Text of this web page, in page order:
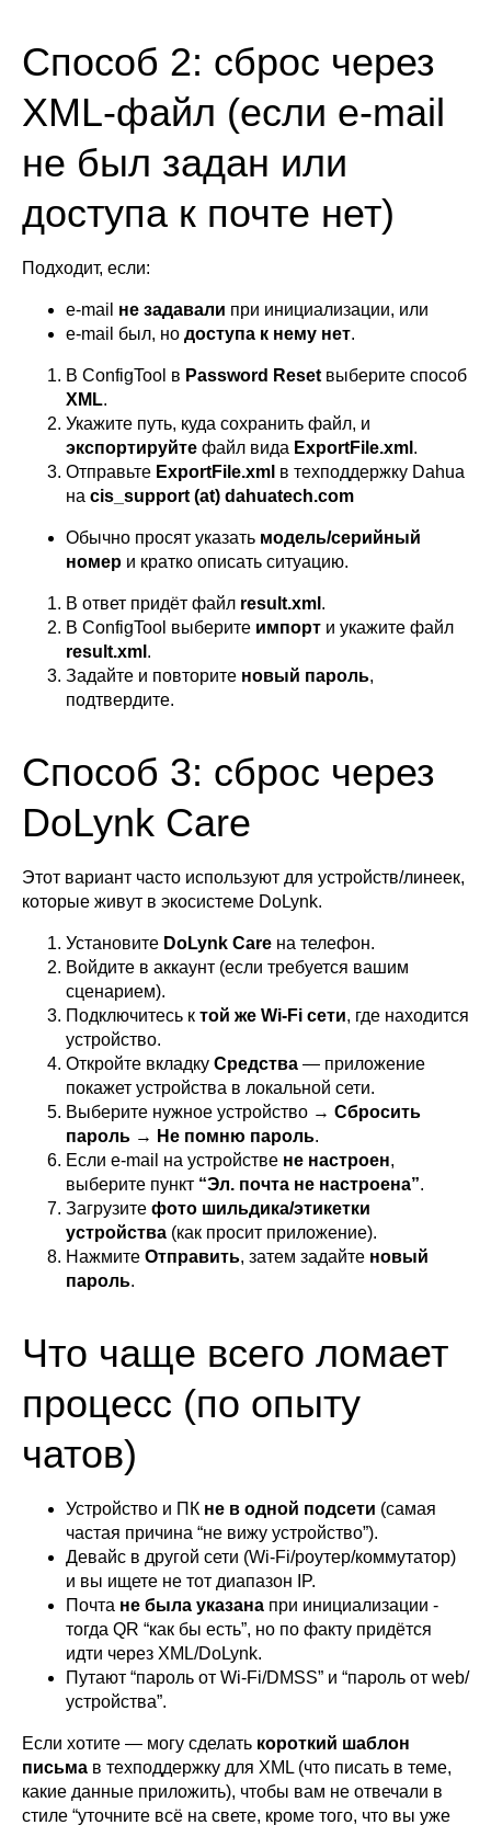
Способ 2: сброс через
XML-файл (если e-mail
не был задан или
доступа к почте нет)
Подходит, если:
e-mail не задавали при инициализации, или
e-mail был, но доступа к нему нет.
В ConfigTool в Password Reset выберите способ
XML.
Укажите путь, куда сохранить файл, и
экспортируйте файл вида ExportFile.xml .
Отправьте ExportFile.xml в техподдержку Dahua
на cis_support (at) dahuatech.com
Обычно просят указать модель/серийный
номер и кратко описать ситуацию.
В ответ придёт файл result.xml .
В ConfigTool выберите импорт и укажите файл
result.xml .
Задайте и повторите новый пароль,
подтвердите.
Способ 3: сброс через
DoLynk Care
Этот вариант часто используют для устройств/линеек,
которые живут в экосистеме DoLynk.
Установите DoLynk Care на телефон.
Войдите в аккаунт (если требуется вашим
сценарием).
Подключитесь к той же Wi-Fi сети, где находится
устройство.
Откройте вкладку Средства — приложение
покажет устройства в локальной сети.
Выберите нужное устройство → Сбросить
пароль → Не помню пароль.
Если e-mail на устройстве не настроен,
выберите пункт “Эл. почта не настроена”.
Загрузите фото шильдика/этикетки
устройства (как просит приложение).
Нажмите Отправить, затем задайте новый
пароль.
Что чаще всего ломает
процесс (по опыту
чатов)
Устройство и ПК не в одной подсети (самая
частая причина “не вижу устройство”).
Девайс в другой сети (Wi-Fi/роутер/коммутатор)
и вы ищете не тот диапазон IP.
Почта не была указана при инициализации -
тогда QR “как бы есть”, но по факту придётся
идти через XML/DoLynk.
Путают “пароль от Wi-Fi/DMSS” и “пароль от web/
устройства”.
Если хотите — могу сделать короткий шаблон
письма в техподдержку для XML (что писать в теме,
какие данные приложить), чтобы вам не отвечали в
стиле “уточните всё на свете, кроме того, что вы уже